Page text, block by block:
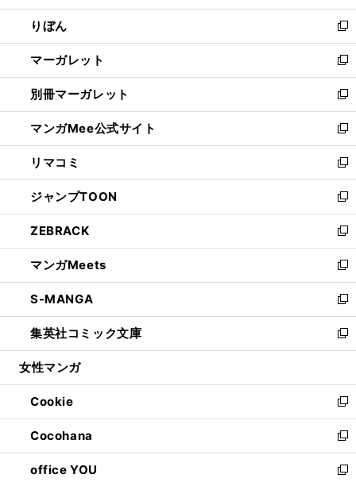
開
く
ウ
で
開
く
ン
ド
ウ
で
開
く
ウ
ィ
ン
ド
ウ
で
開
く
りぼん
新
し
い
ウ
ィ
ン
ド
ウ
で
開
く
マーガレット
新
し
い
ウ
ィ
ン
ド
ウ
で
開
く
別冊マーガレット
新
し
い
ウ
ィ
ン
ド
ウ
で
開
く
マンガMee公式サイト
新
し
い
ウ
ィ
ン
ド
ウ
で
開
く
リマコミ
新
し
い
ウ
ィ
ン
ド
ウ
で
開
く
ジャンプTOON
新
し
い
ウ
ィ
ン
ド
ウ
で
開
ZEBRACK
新
し
い
ウ
ィ
ン
ド
ウ
開
く
マンガMeets
新
し
い
ウ
ィ
ン
ウ
で
開
く
S-MANGA
新
し
い
ウ
ン
ド
ウ
で
開
く
集英社コミック文庫
新
し
ウ
ィ
ン
ド
ウ
で
女性マンガ
Cookie
新
し
い
ウ
ィ
Cocohana
新
し
い
office YOU
新